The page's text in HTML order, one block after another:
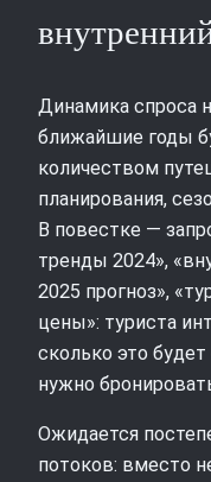
Динамика спроса
ближайшие годы
количеством
планирования,
В повестке —
тренды 2024»,
2025 прогноз»,
цены»: туриста
сколько это
нужно
Ожидается
потоков: вместо